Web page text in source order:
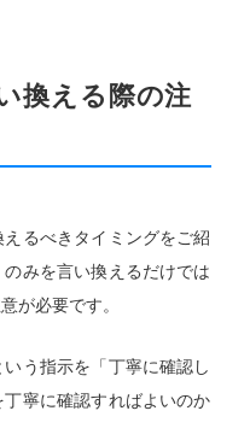
換える際の注
るべきタイミングをご紹
みを言い換えるだけでは
が必要です。
う指示を「丁寧に確認し
寧に確認すればよいのか